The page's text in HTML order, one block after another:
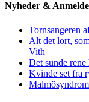
Nyheder &
Tornsangeren
Alt det lort,
Vith
Det sunde
Kvinde set fra